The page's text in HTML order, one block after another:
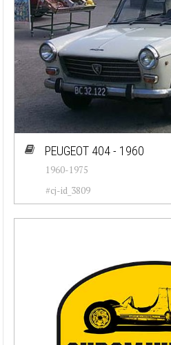
PEUGEOT 404 - 1960
1960-1975
#cj-id_3809